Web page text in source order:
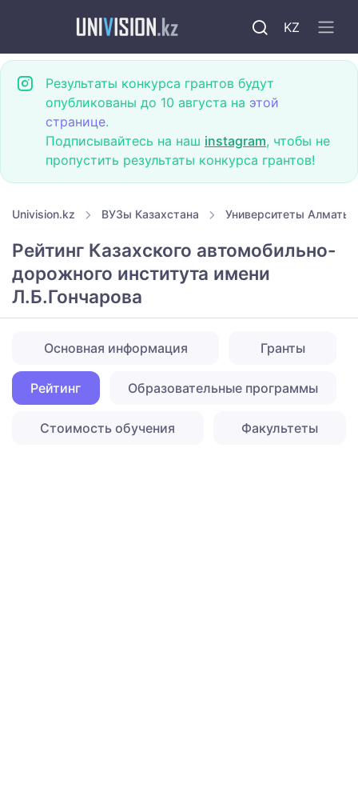
KZ
Результаты конкурса грантов будут
опубликованы до 10 августа на этой
странице.
Подписывайтесь на наш instagram, чтобы не
пропустить результаты конкурса грантов!
Univision.kz ВУЗы Казахстана Университеты Алматы
Рейтинг Казахского автомобильно-
дорожного института имени
Л.Б.Гончарова
Основная информация Гранты
Рейтинг Образовательные программы
Стоимость обучения Факультеты